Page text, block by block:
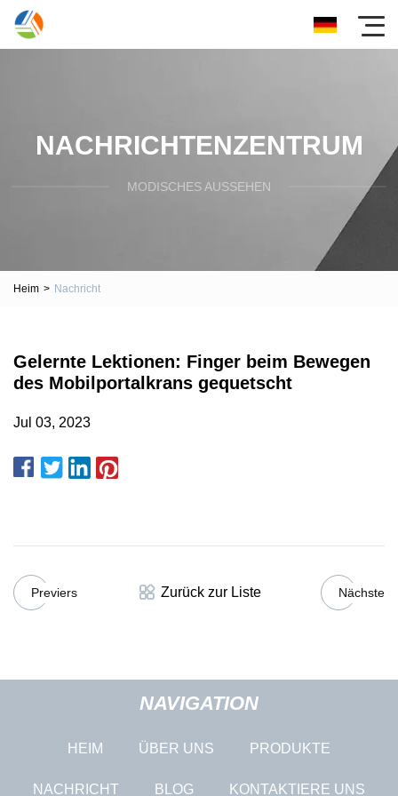
NACHRICHTENZENTRUM
MODISCHES AUSSEHEN
Heim > Nachricht
Gelernte Lektionen: Finger beim Bewegen
des Mobilportalkrans gequetscht
Jul 03, 2023
Previers Zurück zur Liste Nächste
NAVIGATION
HEIM ÜBER UNS PRODUKTE
NACHRICHT BLOG KONTAKTIERE UNS